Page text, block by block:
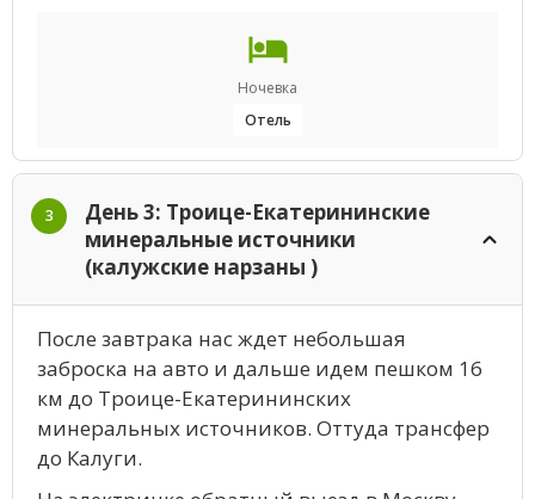
Ночевка
Отель
3
День 3: Троице-Екатерининские
минеральные источники
(калужские нарзаны )
После завтрака нас ждет небольшая
заброска на авто и дальше идем пешком 16
км до Троице-Екатерининских
минеральных источников. Оттуда трансфер
до Калуги.